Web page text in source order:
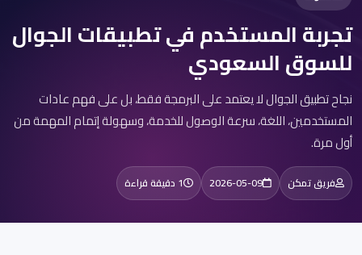
تجربة المستخدم في تطبيقات الجوال
للسوق السعودي
نجاح تطبيق الجوال لا يعتمد على البرمجة فقط، بل على فهم عادات
المستخدمين، اللغة، سرعة الوصول للخدمة، وسهولة إتمام المهمة من
أول مرة.
فريق تمكن 2026-05-09 1 دقيقة قراءة